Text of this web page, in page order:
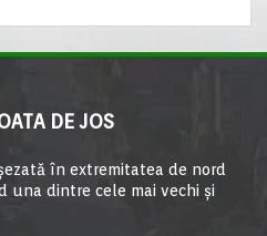
DE JOS
în extremitatea de nord
dintre cele mai vechi şi